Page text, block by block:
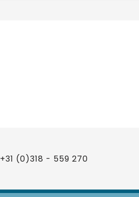
+31 (0)318 - 559 270